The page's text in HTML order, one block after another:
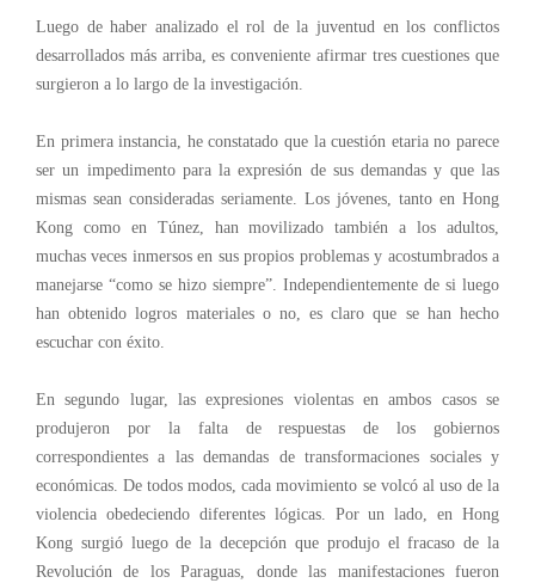
Luego de haber analizado el rol de la juventud en los conflictos
desarrollados más arriba, es conveniente afirmar tres cuestiones que
surgieron a lo largo de la investigación.
En primera instancia, he constatado que la cuestión etaria no parece
ser un impedimento para la expresión de sus demandas y que las
mismas sean consideradas seriamente. Los jóvenes, tanto en Hong
Kong como en Túnez, han movilizado también a los adultos,
muchas veces inmersos en sus propios problemas y acostumbrados a
manejarse “como se hizo siempre”. Independientemente de si luego
han obtenido logros materiales o no, es claro que se han hecho
escuchar con éxito.
En segundo lugar, las expresiones violentas en ambos casos se
produjeron por la falta de respuestas de los gobiernos
correspondientes a las demandas de transformaciones sociales y
económicas. De todos modos, cada movimiento se volcó al uso de la
violencia obedeciendo diferentes lógicas. Por un lado, en Hong
Kong surgió luego de la decepción que produjo el fracaso de la
Revolución de los Paraguas, donde las manifestaciones fueron